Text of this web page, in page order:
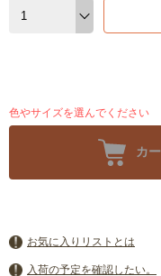
色やサイズを選んでください
カ
お気に入りリストとは
入荷の予定を確認したい。